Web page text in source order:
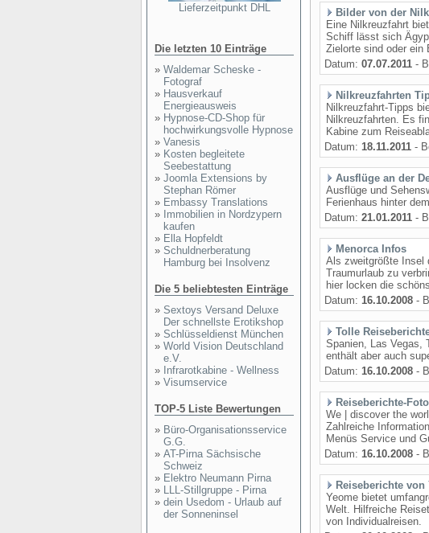
Lieferzeitpunkt DHL
Die letzten 10 Einträge
» Waldemar Scheske -
Fotograf
» Hausverkauf
Energieausweis
» Hypnose-CD-Shop für
hochwirkungsvolle Hypnose
» Vanesis
» Kosten begleitete
Seebestattung
» Joomla Extensions by
Stephan Römer
» Embassy Translations
» Immobilien in Nordzypern
kaufen
» Ella Hopfeldt
» Schuldnerberatung
Hamburg bei Insolvenz
Die 5 beliebtesten Einträge
» Sextoys Versand Deluxe
Der schnellste Erotikshop
» Schlüsseldienst München
» World Vision Deutschland
e.V.
» Infrarotkabine - Wellness
» Visumservice
TOP-5 Liste Bewertungen
» Büro-Organisationsservice
G.G.
» AT-Pirna Sächsische
Schweiz
» Elektro Neumann Pirna
» LLL-Stillgruppe - Pirna
» dein Usedom - Urlaub auf
der Sonneninsel
Bilder von der
Eine Nilkreuzfahrt
Schiff lässt sich
Zielorte sind oder ein
Datum: 07.07.2011 -
Nilkreuzfahrten
Nilkreuzfahrt-Tipps
Nilkreuzfahrten. Es
Kabine zum
Datum: 18.11.2011 -
Ausflüge an der
Ausflüge und
Ferienhaus hinter
Datum: 21.01.2011 -
Menorca Infos
Als zweitgrößte Insel
Traumurlaub zu
hier locken die
Datum: 16.10.2008 -
Tolle
Spanien, Las Vegas,
enthält aber auch
Datum: 16.10.2008 -
Reiseberichte-
We | discover the
Zahlreiche
Menüs Service und
Datum: 16.10.2008 -
Reiseberichte von
Yeome bietet
Welt. Hilfreiche
von Individualreisen.